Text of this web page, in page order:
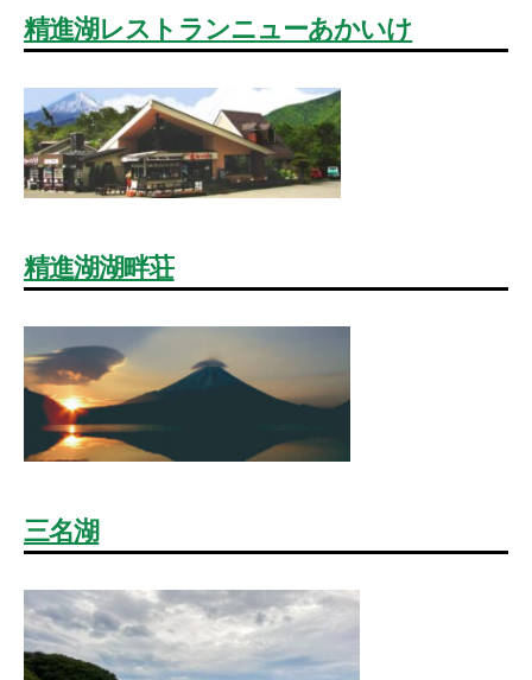
精進湖レストランニューあかいけ
精進湖湖畔荘
三名湖